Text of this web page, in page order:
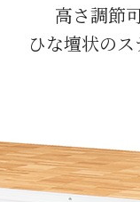
高さ調節
ひな壇状の